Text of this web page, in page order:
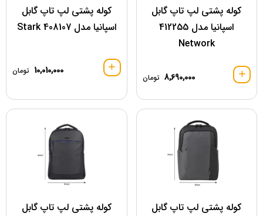
کوله پشتی لپ تاپ گابل
اسپانیا مدل 412255
Network
8,690,000 تومان
کوله پشتی لپ تاپ گابل
اسپانیا مدل 408107 Stark
10,010,000 تومان
کوله پشتی لپ تاپ گابل
کوله پشتی لپ تاپ گابل